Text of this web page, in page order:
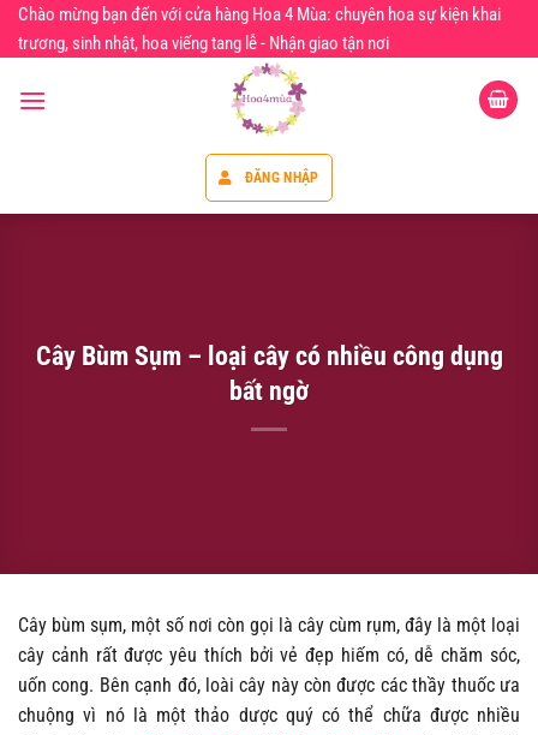
Chuyển
đến
dung
Chào mừng bạn đến với cửa hàng Hoa 4 Mùa: chuyên hoa sự kiện khai
trương, sinh nhật, hoa viếng tang lễ - Nhận giao tận nơi
ĐĂNG NHẬP
Cây Bùm Sụm – loại cây có nhiều công dụng
bất ngờ
Cây bùm sụm, một số nơi còn gọi là cây cùm rụm, đây là một loại
cây cảnh rất được yêu thích bởi vẻ đẹp hiếm có, dễ chăm sóc,
uốn cong. Bên cạnh đó, loài cây này còn được các thầy thuốc ưa
chuộng vì nó là một thảo dược quý có thể chữa được nhiều